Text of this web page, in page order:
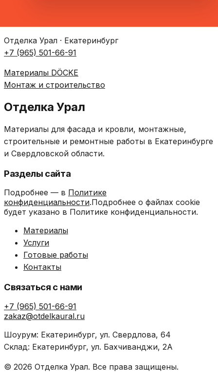
Отделка Урал · Екатеринбург
+7 (965) 501-66-91
Материалы DÖCKE
Монтаж и строительство
Отделка Урал
Материалы для фасада и кровли, монтажные,
строительные и ремонтные работы в Екатеринбурге
и Свердловской области.
Разделы сайта
Подробнее — в Политике
конфиденциальности.Подробнее о файлах cookie
будет указано в Политике конфиденциальности.
Материалы
Услуги
Готовые работы
Контакты
Связаться с нами
+7 (965) 501-66-91
zakaz@otdelkaural.ru
Шоурум: Екатеринбург, ул. Свердлова, 64
Склад: Екатеринбург, ул. Бахчиванджи, 2А
© 2026 Отделка Урал. Все права защищены.